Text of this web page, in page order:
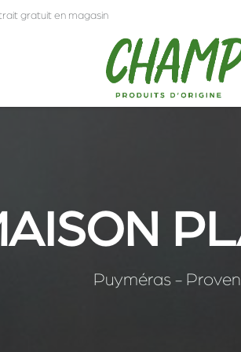
gratuit en magasin
Puyméras -